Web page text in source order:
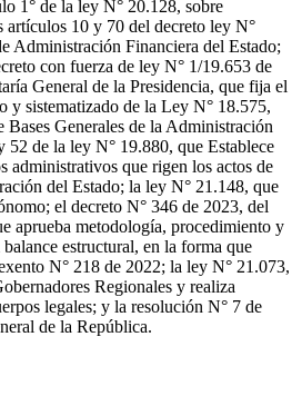
1° de la ley N° 20.128, sobre
artículos 10 y 70 del decreto ley N°
Administración Financiera del Estado;
con fuerza de ley N° 1/19.653 de
General de la Presidencia, que fija el
y sistematizado de la Ley N° 18.575,
Generales de la Administración
52 de la ley N° 19.880, que Establece
administrativos que rigen los actos de
del Estado; la ley N° 21.148, que
el decreto N° 346 de 2023, del
aprueba metodología, procedimiento y
estructural, en la forma que
N° 218 de 2022; la ley N° 21.073,
Regionales y realiza
legales; y la resolución N° 7 de
de la República.